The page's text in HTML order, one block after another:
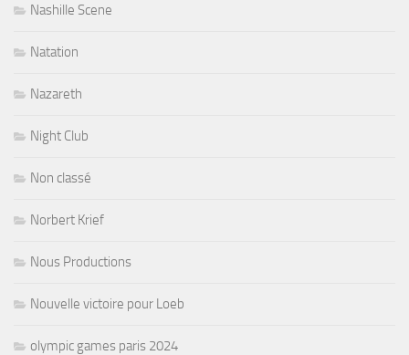
Nashille Scene
Natation
Nazareth
Night Club
Non classé
Norbert Krief
Nous Productions
Nouvelle victoire pour Loeb
olympic games paris 2024